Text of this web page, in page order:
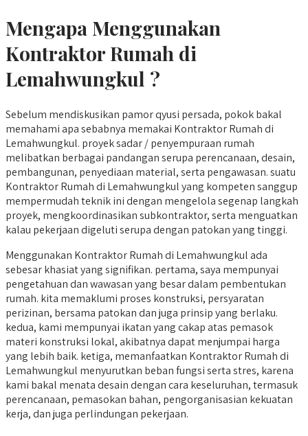
Mengapa Menggunakan
Kontraktor Rumah di
Lemahwungkul ?
Sebelum mendiskusikan pamor qyusi persada, pokok bakal
memahami apa sebabnya memakai Kontraktor Rumah di
Lemahwungkul. proyek sadar / penyempuraan rumah
melibatkan berbagai pandangan serupa perencanaan, desain,
pembangunan, penyediaan material, serta pengawasan. suatu
Kontraktor Rumah di Lemahwungkul yang kompeten sanggup
mempermudah teknik ini dengan mengelola segenap langkah
proyek, mengkoordinasikan subkontraktor, serta menguatkan
kalau pekerjaan digeluti serupa dengan patokan yang tinggi.
Menggunakan Kontraktor Rumah di Lemahwungkul ada
sebesar khasiat yang signifikan. pertama, saya mempunyai
pengetahuan dan wawasan yang besar dalam pembentukan
rumah. kita memaklumi proses konstruksi, persyaratan
perizinan, bersama patokan dan juga prinsip yang berlaku.
kedua, kami mempunyai ikatan yang cakap atas pemasok
materi konstruksi lokal, akibatnya dapat menjumpai harga
yang lebih baik. ketiga, memanfaatkan Kontraktor Rumah di
Lemahwungkul menyurutkan beban fungsi serta stres, karena
kami bakal menata desain dengan cara keseluruhan, termasuk
perencanaan, pemasokan bahan, pengorganisasian kekuatan
kerja, dan juga perlindungan pekerjaan.